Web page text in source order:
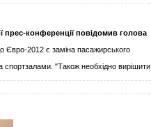
прес-конференції повідомив голова
Євро-2012 є заміна пасажирського
спортзалами. "Також необхідно вирішити